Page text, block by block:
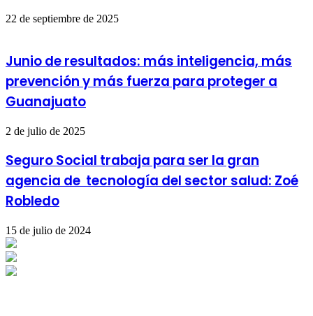
22 de septiembre de 2025
Junio de resultados: más inteligencia, más
prevención y más fuerza para proteger a
Guanajuato
2 de julio de 2025
Seguro Social trabaja para ser la gran
agencia de tecnología del sector salud: Zoé
Robledo
15 de julio de 2024